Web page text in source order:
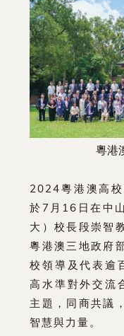
粵港
2024粵港澳高
於7月16日在中
大）校長段崇智
粵港澳三地政府
校領導及代表逾
高水準對外交流
主題，同商共議
智慧與力量。